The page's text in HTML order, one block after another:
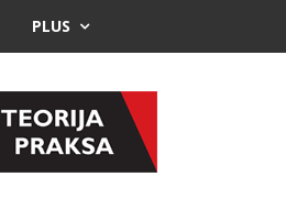
PLUS